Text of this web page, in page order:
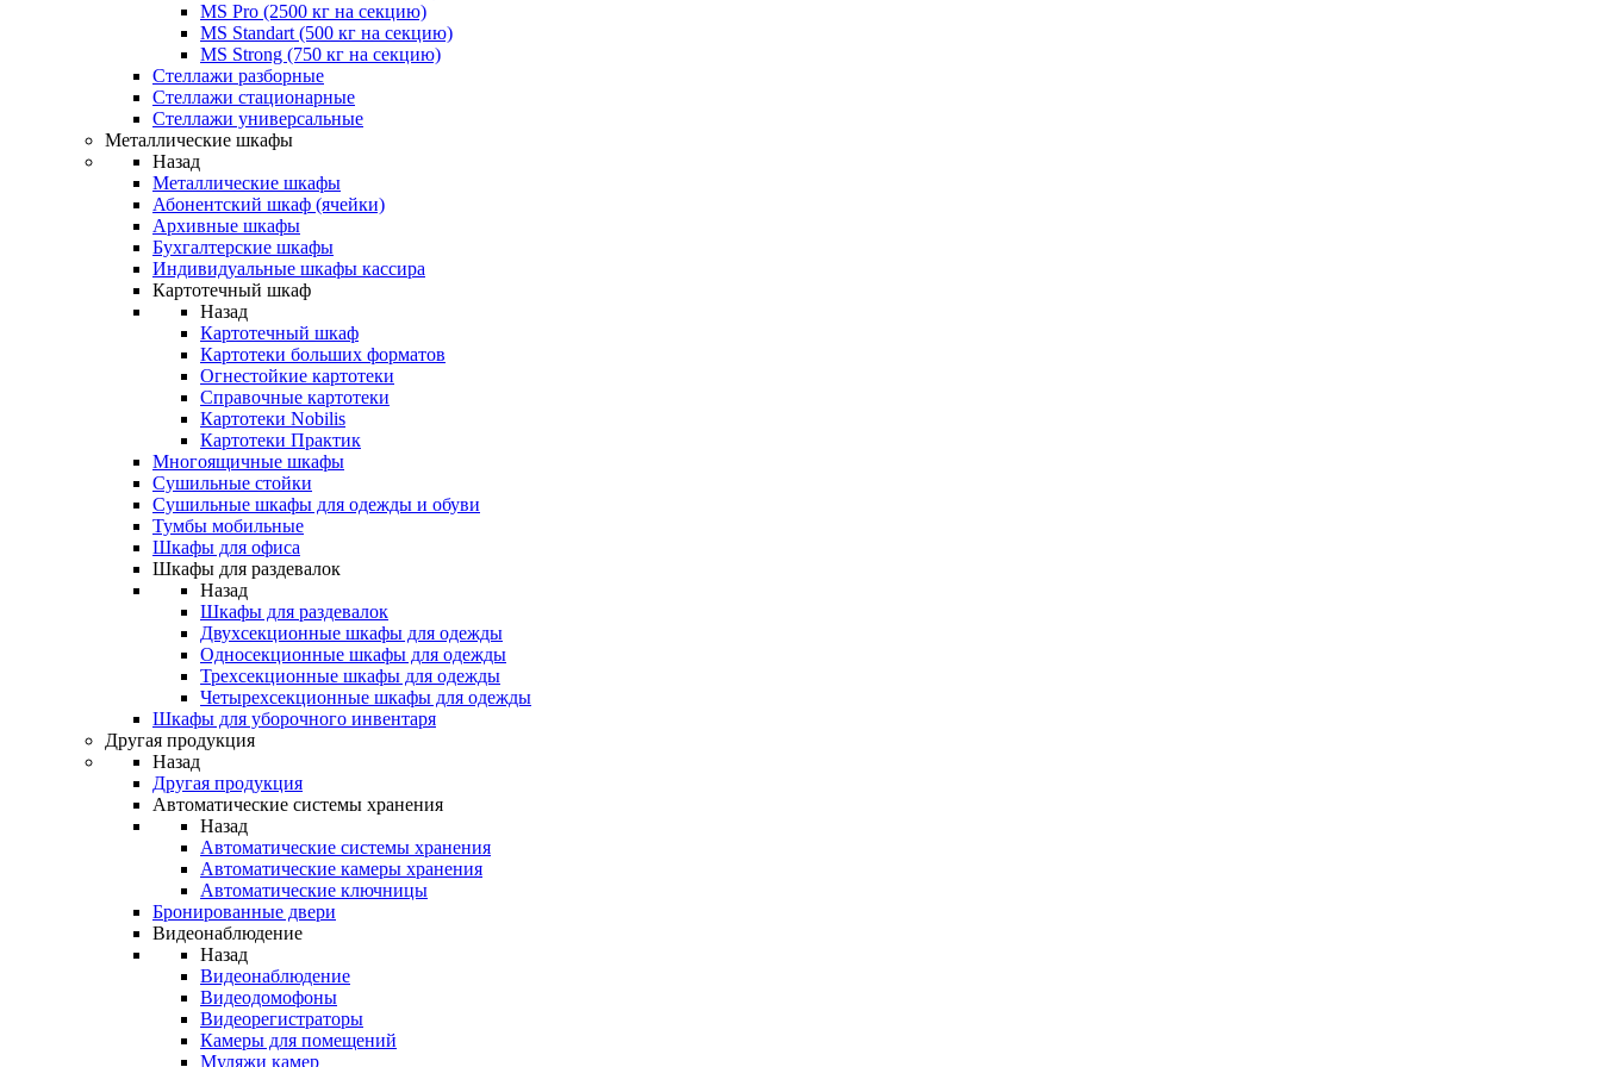
MS Pro (2500 кг на секцию)
MS Standart (500 кг на секцию)
MS Strong (750 кг на секцию)
Стеллажи разборные
Стеллажи стационарные
Стеллажи универсальные
Металлические шкафы
Назад
Металлические шкафы
Абонентский шкаф (ячейки)
Архивные шкафы
Бухгалтерские шкафы
Индивидуальные шкафы кассира
Картотечный шкаф
Назад
Картотечный шкаф
Картотеки больших форматов
Огнестойкие картотеки
Справочные картотеки
Картотеки Nobilis
Картотеки Практик
Многоящичные шкафы
Сушильные стойки
Сушильные шкафы для одежды и обуви
Тумбы мобильные
Шкафы для офиса
Шкафы для раздевалок
Назад
Шкафы для раздевалок
Двухсекционные шкафы для одежды
Односекционные шкафы для одежды
Трехсекционные шкафы для одежды
Четырехсекционные шкафы для одежды
Шкафы для уборочного инвентаря
Другая продукция
Назад
Другая продукция
Автоматические системы хранения
Назад
Автоматические системы хранения
Автоматические камеры хранения
Автоматические ключницы
Бронированные двери
Видеонаблюдение
Назад
Видеонаблюдение
Видеодомофоны
Видеорегистраторы
Камеры для помещений
Муляжи камер